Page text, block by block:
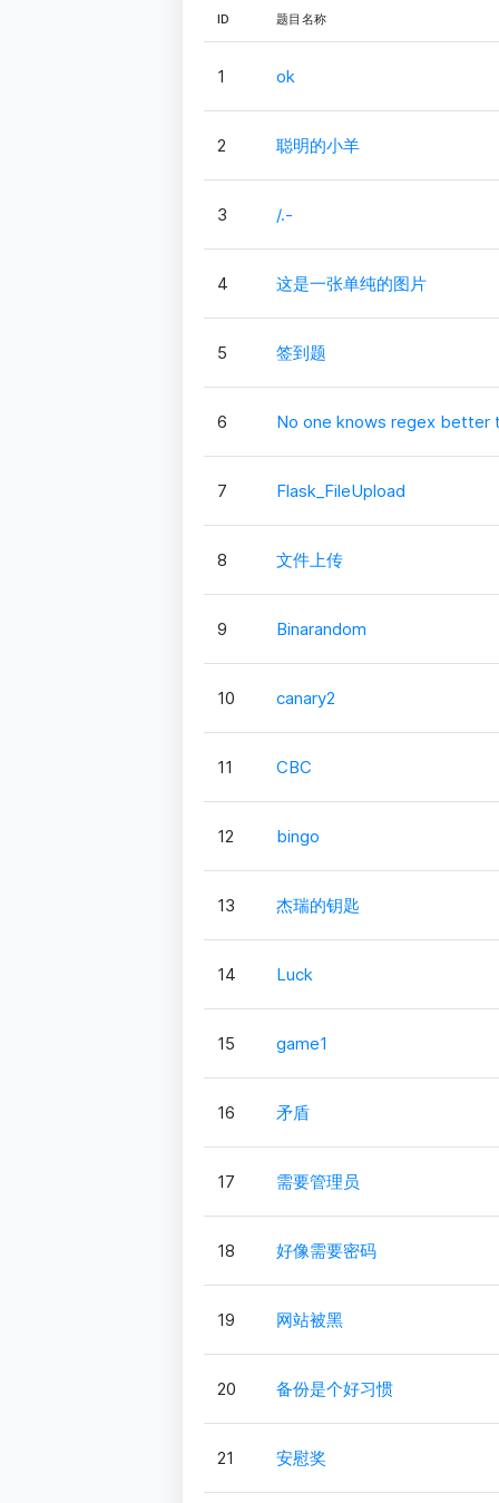
ID 题目名称
1 ok
2 聪明的小羊
3 /.-
4 这是一张单纯的图片
5 签到题
6 No one knows regex better
7 Flask_FileUpload
8 文件上传
9 Binarandom
10 canary2
11 CBC
12 bingo
13 杰瑞的钥匙
14 Luck
15 game1
16 矛盾
17 需要管理员
18 好像需要密码
19 网站被黑
20 备份是个好习惯
21 安慰奖